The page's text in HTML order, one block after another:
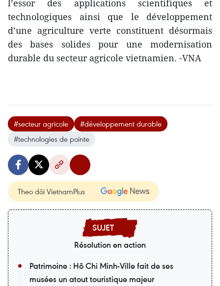
l’essor des applications scientifiques et
technologiques ainsi que le développement
d’une agriculture verte constituent désormais
des bases solides pour une modernisation
durable du secteur agricole vietnamien. -VNA
#secteur agricole
#développement durable
#technologies de pointe
Theo dõi VietnamPlus
Résolution en action
Patrimoine : Hô Chi Minh-Ville fait de ses
musées un atout touristique majeur